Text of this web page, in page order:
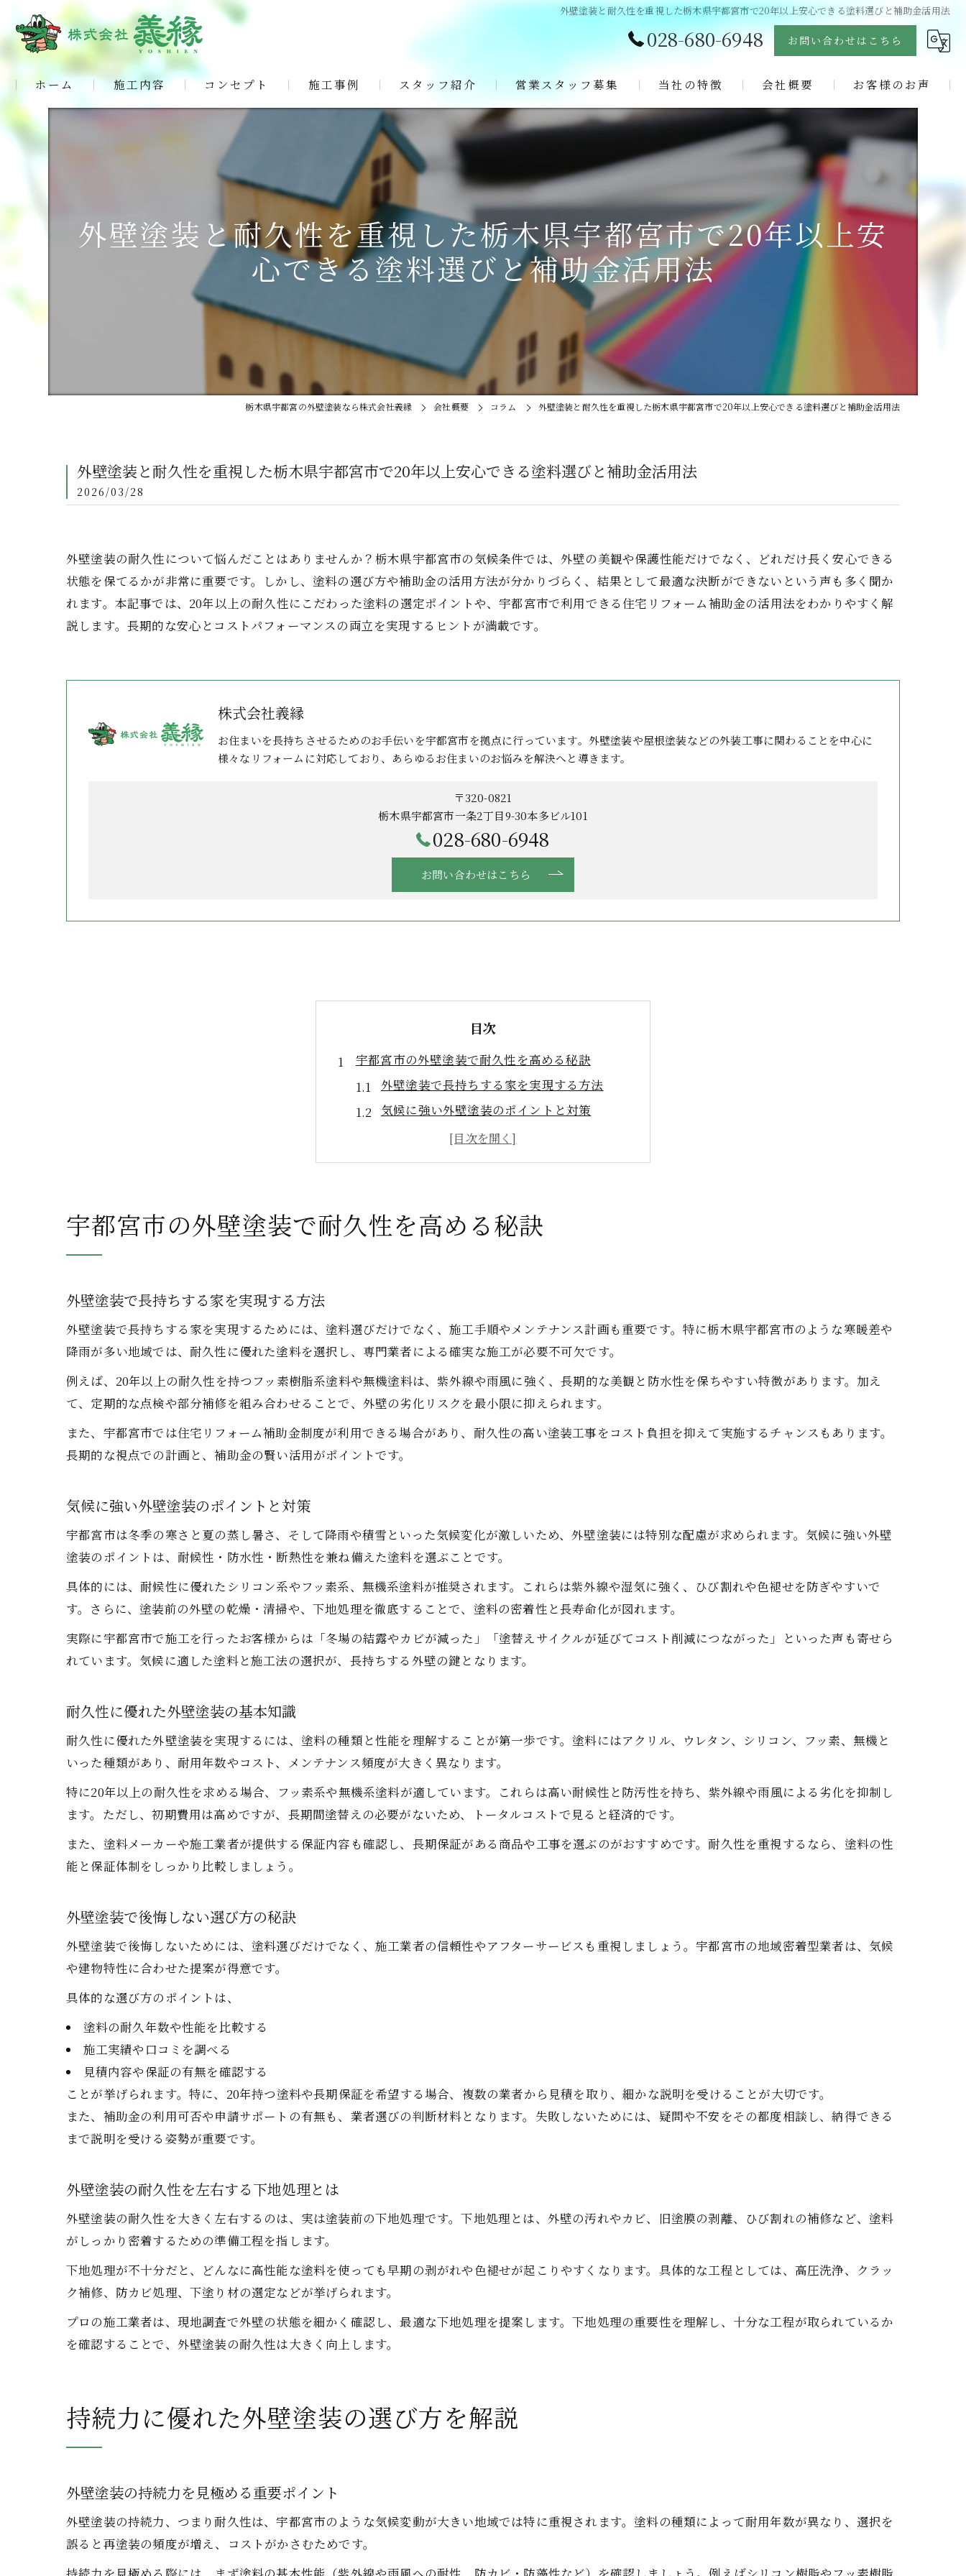
外壁塗装と耐久性を重視した栃木県宇都宮市で20年以上安心できる塗料選びと補助金活用法
028-680-6948 お問い合わせはこちら
ホーム 施工内容 コンセプト 施工事例 スタッフ紹介 営業スタッフ募集 当社の特徴
リフォーム
屋根
コロニアル
サイディング
会社概要
よくある質問
コラム
お客様のお声
外壁塗装と耐久性を重視した栃木県宇都宮市で20年以上安
心できる塗料選びと補助金活用法
栃木県宇都宮の外壁塗装なら株式会社義縁 会社概要 コラム 外壁塗装と耐久性を重視した栃木県宇都宮市で20年以上安心できる塗料選びと補助金活用法
外壁塗装と耐久性を重視した栃木県宇都宮市で20年以上安心できる塗料選びと補助金活用法
2026/03/28
外壁塗装の耐久性について悩んだことはありませんか？栃木県宇都宮市の気候条件では、外壁の美観や保護性能だけでなく、どれだけ長く安心できる
状態を保てるかが非常に重要です。しかし、塗料の選び方や補助金の活用方法が分かりづらく、結果として最適な決断ができないという声も多く聞か
れます。本記事では、20年以上の耐久性にこだわった塗料の選定ポイントや、宇都宮市で利用できる住宅リフォーム補助金の活用法をわかりやすく解
説します。長期的な安心とコストパフォーマンスの両立を実現するヒントが満載です。
株式会社義縁
お住まいを長持ちさせるためのお手伝いを宇都宮市を拠点に行っています。外壁塗装や屋根塗装などの外装工事に関わることを中心に
様々なリフォームに対応しており、あらゆるお住まいのお悩みを解決へと導きます。
〒320-0821
栃木県宇都宮市一条2丁目9-30本多ビル101
028-680-6948
お問い合わせはこちら
目次
宇都宮市の外壁塗装で耐久性を高める秘訣
外壁塗装で長持ちする家を実現する方法
気候に強い外壁塗装のポイントと対策
耐久性に優れた外壁塗装の基本知識
外壁塗装で後悔しない選び方の秘訣
持続力に優れた外壁塗装の選び方を解説
外壁塗装の持続力を見極める重要ポイント
外壁塗装選びで重視すべきチェック項目
20年以上持続する外壁塗装のポイントとは
外壁塗装で20年以上維持するための秘訣
耐久性アップに欠かせない外壁塗装の条件
外壁塗装で長期安心を得る選び方のコツ
外壁塗装の耐候性を高める下地処理の重要性
外壁塗装の耐久性を比較して選ぶポイント
長持ちする外壁塗装の塗料種類と特徴
外壁塗装で人気の高耐久塗料を徹底比較
外壁塗装の耐久年数が変わる塗料選び
外壁塗装と塗料の相性が持続性を左右する
栃木県宇都宮市で補助金を賢く活用する方法
外壁塗装と併用できる補助金の活用例
外壁塗装で費用を抑える補助金のポイント
外壁塗装補助金の最新情報と注意点
外壁塗装の耐久性向上に役立つ注意点
外壁塗装の耐久性を保つメンテナンス法
外壁塗装の施工前後で確認すべきこと
宇都宮市の外壁塗装で耐久性を高める秘訣
外壁塗装で長持ちする家を実現する方法
外壁塗装で長持ちする家を実現するためには、塗料選びだけでなく、施工手順やメンテナンス計画も重要です。特に栃木県宇都宮市のような寒暖差や
降雨が多い地域では、耐久性に優れた塗料を選択し、専門業者による確実な施工が必要不可欠です。
例えば、20年以上の耐久性を持つフッ素樹脂系塗料や無機塗料は、紫外線や雨風に強く、長期的な美観と防水性を保ちやすい特徴があります。加え
て、定期的な点検や部分補修を組み合わせることで、外壁の劣化リスクを最小限に抑えられます。
また、宇都宮市では住宅リフォーム補助金制度が利用できる場合があり、耐久性の高い塗装工事をコスト負担を抑えて実施するチャンスもあります。
長期的な視点での計画と、補助金の賢い活用がポイントです。
気候に強い外壁塗装のポイントと対策
宇都宮市は冬季の寒さと夏の蒸し暑さ、そして降雨や積雪といった気候変化が激しいため、外壁塗装には特別な配慮が求められます。気候に強い外壁
塗装のポイントは、耐候性・防水性・断熱性を兼ね備えた塗料を選ぶことです。
具体的には、耐候性に優れたシリコン系やフッ素系、無機系塗料が推奨されます。これらは紫外線や湿気に強く、ひび割れや色褪せを防ぎやすいで
す。さらに、塗装前の外壁の乾燥・清掃や、下地処理を徹底することで、塗料の密着性と長寿命化が図れます。
実際に宇都宮市で施工を行ったお客様からは「冬場の結露やカビが減った」「塗替えサイクルが延びてコスト削減につながった」といった声も寄せら
れています。気候に適した塗料と施工法の選択が、長持ちする外壁の鍵となります。
耐久性に優れた外壁塗装の基本知識
耐久性に優れた外壁塗装を実現するには、塗料の種類と性能を理解することが第一歩です。塗料にはアクリル、ウレタン、シリコン、フッ素、無機と
いった種類があり、耐用年数やコスト、メンテナンス頻度が大きく異なります。
特に20年以上の耐久性を求める場合、フッ素系や無機系塗料が適しています。これらは高い耐候性と防汚性を持ち、紫外線や雨風による劣化を抑制し
ます。ただし、初期費用は高めですが、長期間塗替えの必要がないため、トータルコストで見ると経済的です。
また、塗料メーカーや施工業者が提供する保証内容も確認し、長期保証がある商品や工事を選ぶのがおすすめです。耐久性を重視するなら、塗料の性
能と保証体制をしっかり比較しましょう。
外壁塗装で後悔しない選び方の秘訣
外壁塗装で後悔しないためには、塗料選びだけでなく、施工業者の信頼性やアフターサービスも重視しましょう。宇都宮市の地域密着型業者は、気候
や建物特性に合わせた提案が得意です。
具体的な選び方のポイントは、
塗料の耐久年数や性能を比較する
施工実績や口コミを調べる
見積内容や保証の有無を確認する
ことが挙げられます。特に、20年持つ塗料や長期保証を希望する場合、複数の業者から見積を取り、細かな説明を受けることが大切です。
また、補助金の利用可否や申請サポートの有無も、業者選びの判断材料となります。失敗しないためには、疑問や不安をその都度相談し、納得できる
まで説明を受ける姿勢が重要です。
外壁塗装の耐久性を左右する下地処理とは
外壁塗装の耐久性を大きく左右するのは、実は塗装前の下地処理です。下地処理とは、外壁の汚れやカビ、旧塗膜の剥離、ひび割れの補修など、塗料
がしっかり密着するための準備工程を指します。
下地処理が不十分だと、どんなに高性能な塗料を使っても早期の剥がれや色褪せが起こりやすくなります。具体的な工程としては、高圧洗浄、クラッ
ク補修、防カビ処理、下塗り材の選定などが挙げられます。
プロの施工業者は、現地調査で外壁の状態を細かく確認し、最適な下地処理を提案します。下地処理の重要性を理解し、十分な工程が取られているか
を確認することで、外壁塗装の耐久性は大きく向上します。
持続力に優れた外壁塗装の選び方を解説
外壁塗装の持続力を見極める重要ポイント
外壁塗装の持続力、つまり耐久性は、宇都宮市のような気候変動が大きい地域では特に重視されます。塗料の種類によって耐用年数が異なり、選択を
誤ると再塗装の頻度が増え、コストがかさむためです。